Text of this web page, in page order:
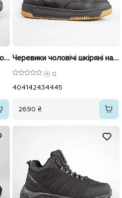
Кросівки чоловічі на байці вологостійкі 593419 Чорні Черевики чоловічі шкіряні на хутрі 593025 Чорні
0
404142434445
2690 ₴